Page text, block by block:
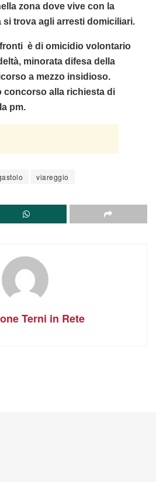
zona dove vive con la
si trova agli arresti domiciliari.
è di omicidio volontario
minorata difesa della
a mezzo insidioso.
concorso alla richiesta di
pm.
viareggio
Terni in Rete